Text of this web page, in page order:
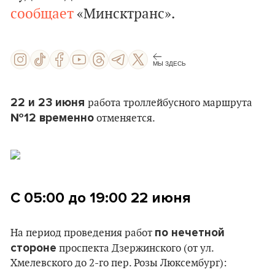
сообщает«Минсктранс».
МЫ ЗДЕСЬ
22 и 23 июня работа троллейбусного маршрута
№12 временно отменяется.
С 05:00 до 19:00 22 июня
На период проведения работ по нечетной
стороне проспекта Дзержинского (от ул.
Хмелевского до 2-го пер. Розы Люксембург):